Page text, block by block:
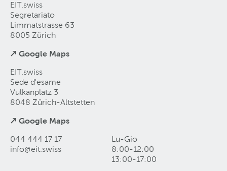
EIT.swiss
Segretariato
Limmatstrasse 63
8005 Zürich
↗ Google Maps
EIT.swiss
Sede d'esame
Vulkanplatz 3
8048 Zürich-Altstetten
↗ Google Maps
044 444 17 17
info@eit swiss
Lu-Gio
8:00-12:00
13:00-17:00